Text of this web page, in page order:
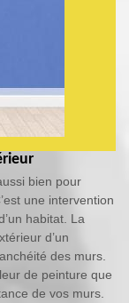
bien pour
une intervention
habitat. La
d’un
des murs.
de peinture que
de vos murs.